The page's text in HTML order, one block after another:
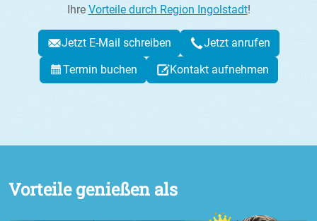
Ihre Vorteile durch Region Ingolstadt!
Jetzt E-Mail schreiben
Jetzt anrufen
Termin buchen
Kontakt aufnehmen
Vorteile genießen als